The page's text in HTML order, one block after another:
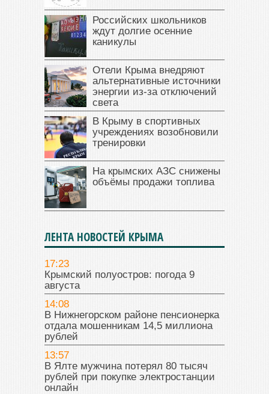
Российских школьников
ждут долгие осенние
каникулы
Отели Крыма внедряют
альтернативные источники
энергии из-за отключений
света
В Крыму в спортивных
учреждениях возобновили
тренировки
На крымских АЗС снижены
объёмы продажи топлива
ЛЕНТА НОВОСТЕЙ КРЫМА
17:23
Крымский полуостров: погода 9
августа
14:08
В Нижнегорском районе пенсионерка
отдала мошенникам 14,5 миллиона
рублей
13:57
В Ялте мужчина потерял 80 тысяч
рублей при покупке электростанции
онлайн